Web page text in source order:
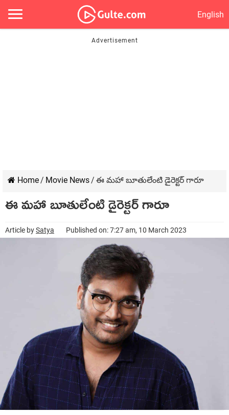
English
Home/ Movie News/ ఈ మహా బూతులేంటి డైరెక్టర్ గారూ
ఈ మహా బూతులేంటి డైరెక్టర్ గారూ
Article bySatya Published on: 7:27 am, 10 March 2023